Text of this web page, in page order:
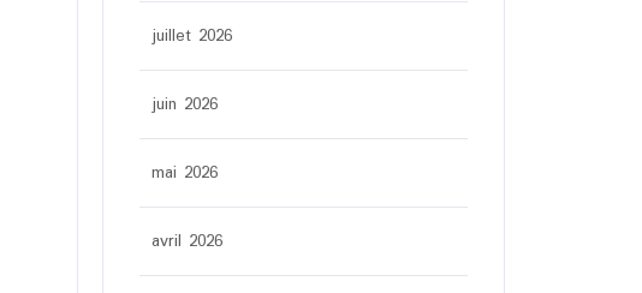
juillet 2026
juin 2026
mai 2026
avril 2026